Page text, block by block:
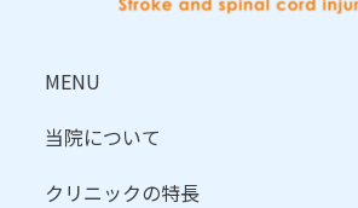
MENU
当院について
クリニックの特長